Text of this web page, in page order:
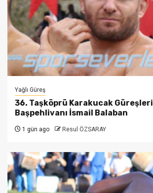
Yağlı Güreş
36. Taşköprü Karakucak Güreşleri
Başpehlivanı İsmail Balaban
1 gün ago Resul ÖZSARAY